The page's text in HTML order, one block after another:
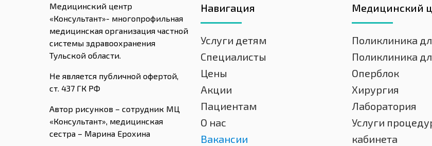
Медицинский центр
«Консультант»- многопрофильная
медицинская организация частной
системы здравоохранения
Тульской области.
Не является публичной офертой,
ст. 437 ГК РФ
Автор рисунков – сотрудник МЦ
«Консультант», медицинская
сестра – Марина Ерохина
Навигация
Услуги детям
Специалисты
Цены
Акции
Пациентам
О нас
Вакансии
Медицинский
Поликлиника
Поликлиника
Оперблок
Хирургия
Лаборатория
Услуги
кабинета